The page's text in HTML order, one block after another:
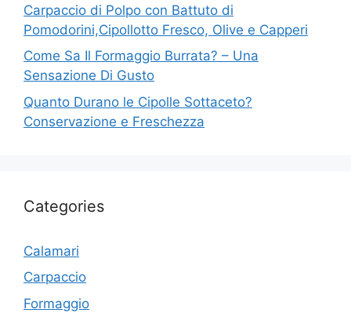
Carpaccio di Polpo con Battuto di
Pomodorini,Cipollotto Fresco, Olive e Capperi
Come Sa Il Formaggio Burrata? – Una
Sensazione Di Gusto
Quanto Durano le Cipolle Sottaceto?
Conservazione e Freschezza
Categories
Calamari
Carpaccio
Formaggio